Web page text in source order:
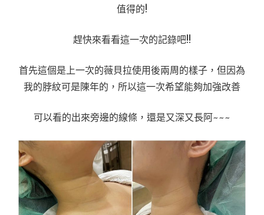
值得的!
趕快來看看這一次的記錄吧!!
首先這個是上一次的薇貝拉使用後兩周的樣子，但因為
我的脖紋可是陳年的，所以這一次希望能夠加強改善
可以看的出來旁邊的線條，還是又深又長阿~~~